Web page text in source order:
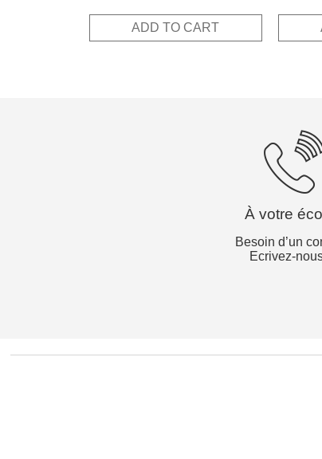
15,00€.12,00€.
ADD TO CART
À votre
Besoin d’un
Ecrivez-